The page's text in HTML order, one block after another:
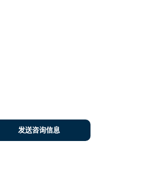
发送咨询信息